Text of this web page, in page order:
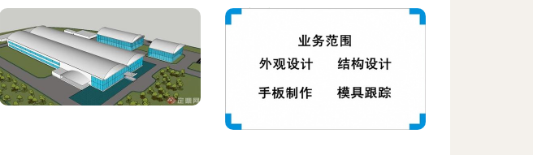
更新时间：2026-08-07 15:32:19